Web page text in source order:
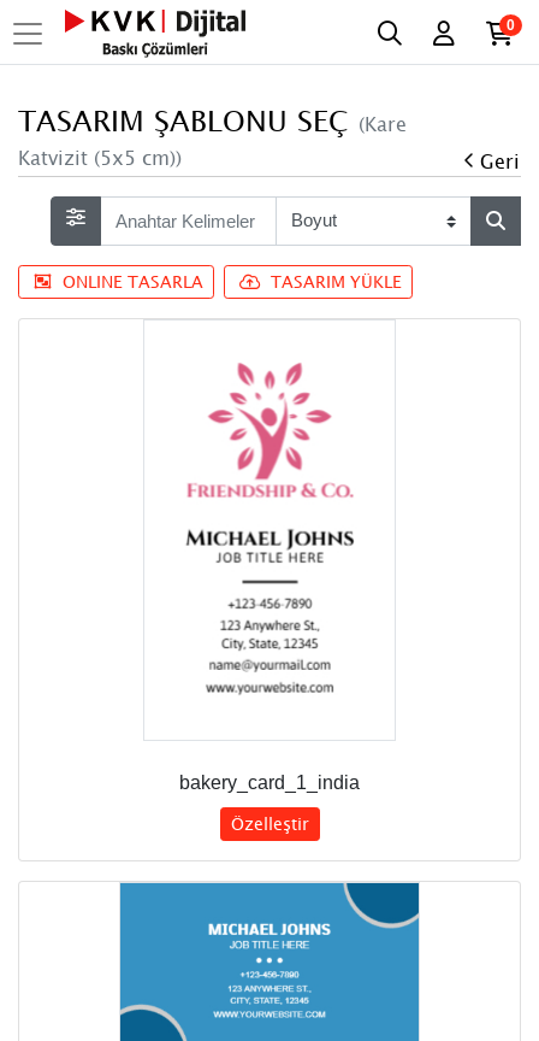
0
TASARIM ŞABLONU SEÇ (Kare
Katvizit (5x5 cm))
Geri
ONLINE TASARLA TASARIM YÜKLE
bakery_card_1_india
Özelleştir